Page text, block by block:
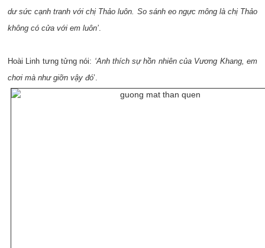
dư sức cạnh tranh với chị Thảo luôn. So sánh eo ngực mông là chị Thảo
không có cửa với em luôn’.
Hoài Linh tưng tửng nói: ‘Anh thích sự hồn nhiên của Vương Khang, em
chơi mà như giỡn vậy đó’.